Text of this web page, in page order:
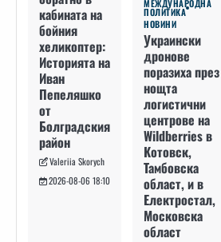
кабината на
бойния
хеликоптер:
Историята на
Иван
Пепеляшко
от
Болградския
район
Valeriia Skorych
2026-08-06 18:10
МЕЖДУНАРОДНА
ПОЛИТИКА
НОВИНИ
Украински
дронове
поразиха през
нощта
логистични
центрове на
Wildberries в
Котовск,
Тамбовска
област, и в
Електростал,
Московска
област